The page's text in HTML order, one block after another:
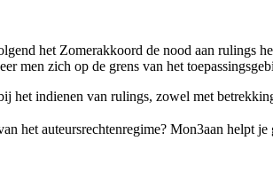
het Zomerakkoord de nood aan rulings
men zich op de grens van het
het indienen van rulings, zowel met
het auteursrechtenregime? Mon3aan helpt